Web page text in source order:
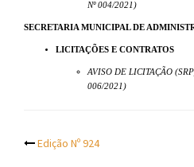
Nº 004/2021)
SECRETARIA MUNICIPAL DE
LICITAÇÕES E CONTRATOS
AVISO DE LICITAÇÃO
006/2021)
Post
Edição Nº 924